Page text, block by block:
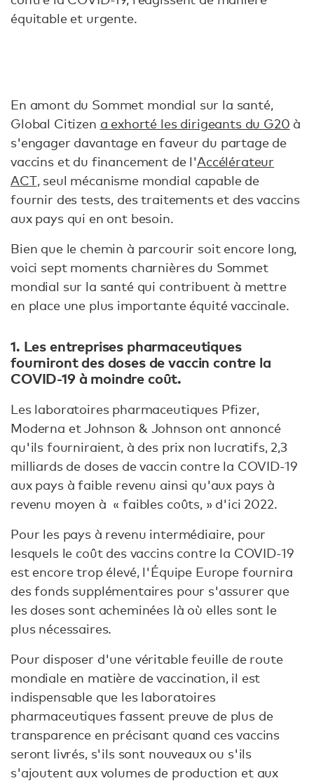
équitable et urgente.
En amont du Sommet mondial sur la santé,
Global Citizen a exhorté les dirigeants du G20 à
s'engager davantage en faveur du partage de
vaccins et du financement de l'Accélérateur
ACT, seul mécanisme mondial capable de
fournir des tests, des traitements et des vaccins
aux pays qui en ont besoin.
Bien que le chemin à parcourir soit encore long,
voici sept moments charnières du Sommet
mondial sur la santé qui contribuent à mettre
en place une plus importante équité vaccinale.
1. Les entreprises pharmaceutiques
fourniront des doses de vaccin contre la
COVID-19 à moindre coût.
Les laboratoires pharmaceutiques Pfizer,
Moderna et Johnson & Johnson ont annoncé
qu'ils fourniraient, à des prix non lucratifs, 2,3
milliards de doses de vaccin contre la COVID-19
aux pays à faible revenu ainsi qu'aux pays à
revenu moyen à « faibles coûts, » d'ici 2022.
Pour les pays à revenu intermédiaire, pour
lesquels le coût des vaccins contre la COVID-19
est encore trop élevé, l'Équipe Europe fournira
des fonds supplémentaires pour s'assurer que
les doses sont acheminées là où elles sont le
plus nécessaires.
Pour disposer d'une véritable feuille de route
mondiale en matière de vaccination, il est
indispensable que les laboratoires
pharmaceutiques fassent preuve de plus de
transparence en précisant quand ces vaccins
seront livrés, s'ils sont nouveaux ou s'ils
s'ajoutent aux volumes de production et aux